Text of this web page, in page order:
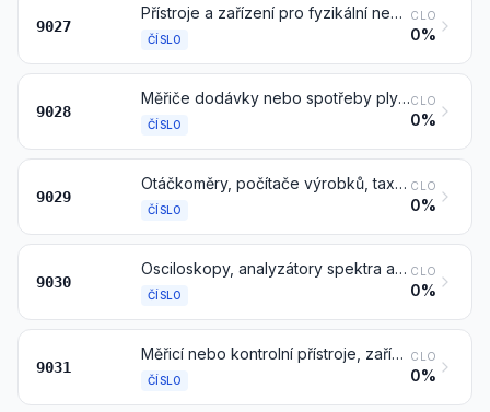
9027
Přístroje a zařízení pro fyzikální nebo chemické rozbory (například polarimetry, refraktometry, spektrometry, analyzátory plynů nebo kouře); přístroje a zařízení na měření nebo kontrolu viskozity, pórovitosti, roztažnosti, povrchového napětí nebo podobné přístroje a zařízení; přístroje a zařízení na kalorimetrické, akustické nebo fotometrické měření (včetně expozimetrů); mikrotomy
ČÍSLO
CLO
0%
9028
Měřiče dodávky nebo spotřeby plynů, kapalin a elektrické energie, včetně jejich kalibračních přístrojů
ČÍSLO
CLO
0%
9029
Otáčkoměry, počítače výrobků, taxametry, měřiče ujeté vzdálenosti, krokoměry a podobné přístroje; ukazatele rychlosti a tachometry, jiné než čísel 9014 nebo 9015; stroboskopy
ČÍSLO
CLO
0%
9030
Osciloskopy, analyzátory spektra a ostatní přístroje a zařízení na měření a kontrolu elektrických veličin, kromě měřidel čísla 9028; přístroje a zařízení na měření nebo detekci záření alfa, beta, gama, rentgenového, kosmického nebo jiného ionizujícího záření
ČÍSLO
CLO
0%
9031
Měřicí nebo kontrolní přístroje, zařízení a stroje, jinde v této kapitole neuvedené ani nezahrnuté; projektory na kontrolu profilů
ČÍSLO
CLO
0%